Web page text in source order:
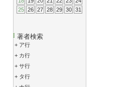
25
26 27 28 29 30 31
著者検索
+ ア行
+ カ行
+ サ行
+ タ行